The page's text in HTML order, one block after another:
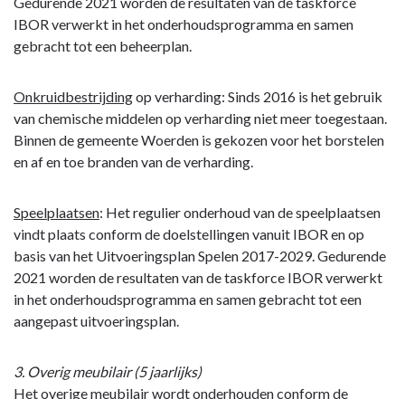
IBOR verwerkt in het onderhoudsprogramma en samen
gebracht tot een beheerplan.
Onkruidbestrijdingop verharding: Sinds 2016 is het gebruik
van chemische middelen op verharding niet meer toegestaan.
Binnen de gemeente Woerden is gekozen voor het borstelen
en af en toe branden van de verharding.
Speelplaatsen: Het regulier onderhoud van de speelplaatsen
vindt plaats conform de doelstellingen vanuit IBOR en op
basis van het Uitvoeringsplan Spelen 2017-2029. Gedurende
2021 worden de resultaten van de taskforce IBOR verwerkt
in het onderhoudsprogramma en samen gebracht tot een
aangepast uitvoeringsplan.
3. Overig meubilair (5 jaarlijks)
Het overige meubilair wordt onderhouden conform de